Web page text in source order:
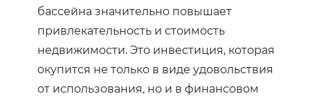
бассейна значительно повышает
привлекательность и стоимость
недвижимости. Это инвестиция, которая
окупится не только в виде удовольствия
от использования, но и в финансовом